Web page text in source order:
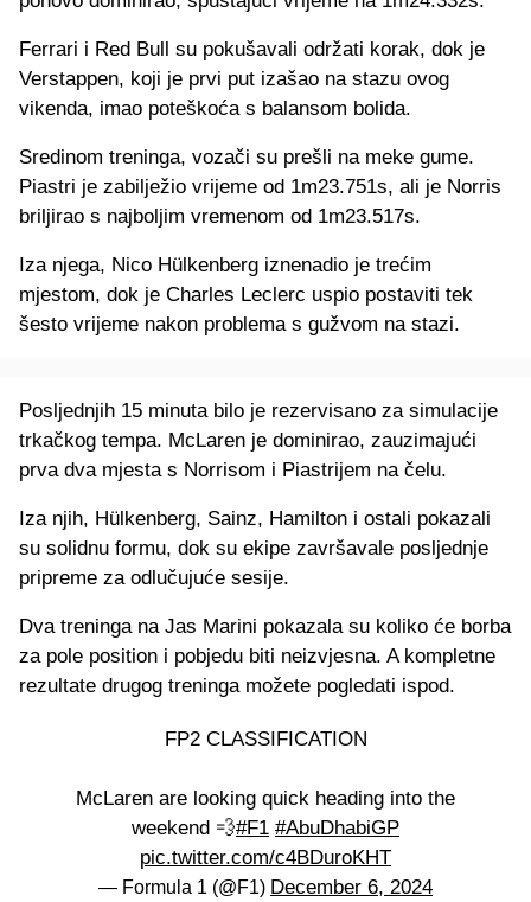
Ferrari i Red Bull su pokušavali održati korak, dok je
Verstappen, koji je prvi put izašao na stazu ovog
vikenda, imao poteškoća s balansom bolida.
Sredinom treninga, vozači su prešli na meke gume.
Piastri je zabilježio vrijeme od 1m23.751s, ali je Norris
briljirao s najboljim vremenom od 1m23.517s.
Iza njega, Nico Hülkenberg iznenadio je trećim
mjestom, dok je Charles Leclerc uspio postaviti tek
šesto vrijeme nakon problema s gužvom na stazi.
Posljednjih 15 minuta bilo je rezervisano za simulacije
trkačkog tempa. McLaren je dominirao, zauzimajući
prva dva mjesta s Norrisom i Piastrijem na čelu.
Iza njih, Hülkenberg, Sainz, Hamilton i ostali pokazali
su solidnu formu, dok su ekipe završavale posljednje
pripreme za odlučujuće sesije.
Dva treninga na Jas Marini pokazala su koliko će borba
za pole position i pobjedu biti neizvjesna. A kompletne
rezultate drugog treninga možete pogledati ispod.
FP2 CLASSIFICATION
McLaren are looking quick heading into the
weekend 💨#F1 #AbuDhabiGP
pic.twitter.com/c4BDuroKHT
— Formula 1 (@F1) December 6, 2024